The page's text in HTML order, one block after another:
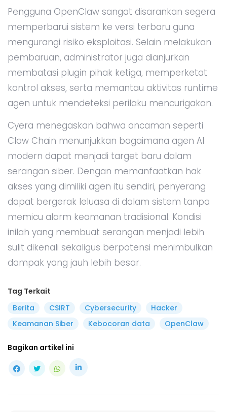
Pengguna OpenClaw sangat disarankan segera
memperbarui sistem ke versi terbaru guna
mengurangi risiko eksploitasi. Selain melakukan
pembaruan, administrator juga dianjurkan
membatasi plugin pihak ketiga, memperketat
kontrol akses, serta memantau aktivitas runtime
agen untuk mendeteksi perilaku mencurigakan.
Cyera menegaskan bahwa ancaman seperti
Claw Chain menunjukkan bagaimana agen AI
modern dapat menjadi target baru dalam
serangan siber. Dengan memanfaatkan hak
akses yang dimiliki agen itu sendiri, penyerang
dapat bergerak leluasa di dalam sistem tanpa
memicu alarm keamanan tradisional. Kondisi
inilah yang membuat serangan menjadi lebih
sulit dikenali sekaligus berpotensi menimbulkan
dampak yang jauh lebih besar.
Tag Terkait
Berita
CSIRT Cybersecurity
Hacker
Keamanan Siber
Kebocoran data OpenClaw
Bagikan artikel ini